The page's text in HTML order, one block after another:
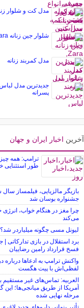
مدل کت و شلوار
شلوار جین زنانه Zara برای تابستان
مدل کمربند زنانه
جدیدترین مدل
پسرانه
آخرین اخبار ایران و جهان
ترامپ: همه چیز
طور
بازیگر مالزیایی، فیلمساز سال
جشنواره بوسان شد
چرا مغز در هنگام خواب، انرژی
می‌کند
لیونل مسی چگونه میلیاردر شد؟
برد استقلال در بازی تدارکاتی
فسخ قرارداد رامین رضاییان
واکنش ترامپ به ادعاها درباره
لفظی‌اش با پیت هگست
العربیه: تماس‌های غیر مستقیم
آمریکا از طریق میانجی‌ها؛ این
مرحله نهایی شده